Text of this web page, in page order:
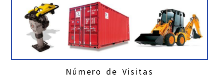
Número de Visitas